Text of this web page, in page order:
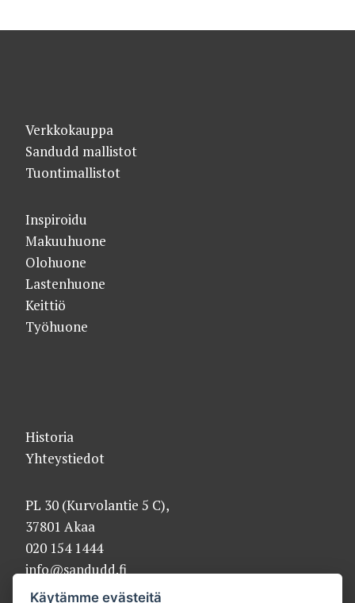
Verkkokauppa
Sandudd mallistot
Tuontimallistot
Inspiroidu
Makuuhuone
Olohuone
Lastenhuone
Keittiö
Työhuone
Historia
Yhteystiedot
PL 30 (Kurvolantie 5 C),
37801 Akaa
020 154 1444
info@sandudd.fi
Käytämme evästeitä